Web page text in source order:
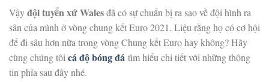
Vậyđội tuyển xứ Walesđã có sự chuẩn bị ra sao về đội hình ra
sân của mình ở vòng chung kết Euro 2021. Liệu rằng họ có cơ hội
để đi sâu hơn nữa trong vòng Chung kết Euro hay không? Hãy
cùng chúng tôi cá độ bóng đá tìm hiểu chi tiết với những thông
tin phía sau đây nhé.